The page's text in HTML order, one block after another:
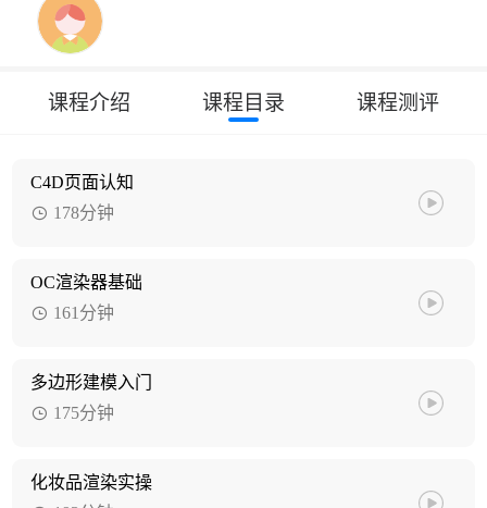
课程介绍 课程目录 课程测评
C4D页面认知
178分钟
OC渲染器基础
161分钟
多边形建模入门
175分钟
化妆品渲染实操